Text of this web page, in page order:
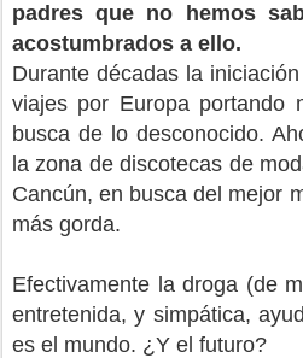
padres que no hemos
acostumbrados a ello.
Durante décadas la
viajes por Europa portando
busca de lo desconocido.
la zona de discotecas de
Cancún, en busca del mejor
más gorda.
Efectivamente la droga (de
entretenida, y simpática,
es el mundo. ¿Y el futuro?